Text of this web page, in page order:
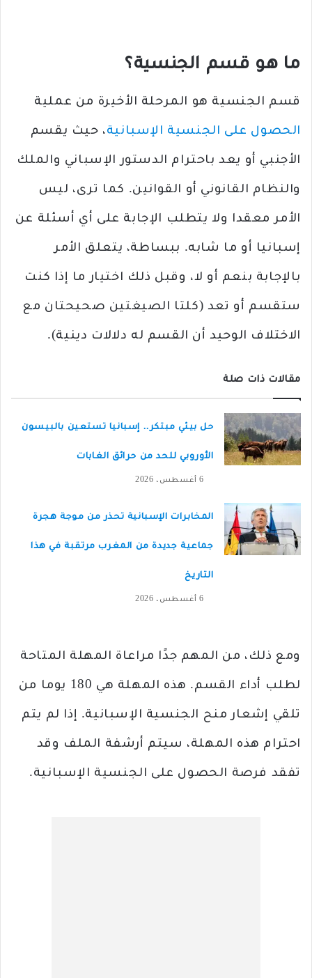
ما هو قسم الجنسية؟
قسم الجنسية هو المرحلة الأخيرة من عملية
الحصول على الجنسية الإسبانية، حيث يقسم
الأجنبي أو يعد باحترام الدستور الإسباني والملك
والنظام القانوني أو القوانين. كما ترى، ليس
الأمر معقدا ولا يتطلب الإجابة على أي أسئلة عن
إسبانيا أو ما شابه. ببساطة، يتعلق الأمر
بالإجابة بنعم أو لا، وقبل ذلك اختيار ما إذا كنت
ستقسم أو تعد (كلتا الصيغتين صحيحتان مع
الاختلاف الوحيد أن القسم له دلالات دينية).
مقالات ذات صلة
حل بيئي مبتكر.. إسبانيا تستعين بالبيسون
الأوروبي للحد من حرائق الغابات
6 أغسطس، 2026
المخابرات الإسبانية تحذر من موجة هجرة
جماعية جديدة من المغرب مرتقبة في هذا
التاريخ
6 أغسطس، 2026
ومع ذلك، من المهم جدًا مراعاة المهلة المتاحة
لطلب أداء القسم. هذه المهلة هي 180 يوما من
تلقي إشعار منح الجنسية الإسبانية. إذا لم يتم
احترام هذه المهلة، سيتم أرشفة الملف وقد
تفقد فرصة الحصول على الجنسية الإسبانية.